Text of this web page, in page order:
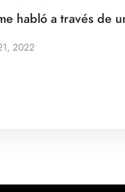
habló a través de
2022